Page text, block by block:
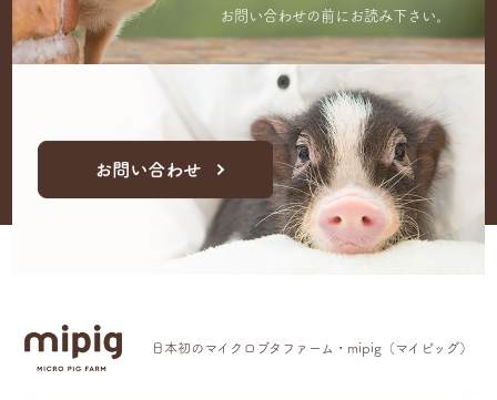
お問い合わせの前にお読み下さい。
お問い合わせ
日本初のマイクロブタファーム・mipig（マイピッグ）